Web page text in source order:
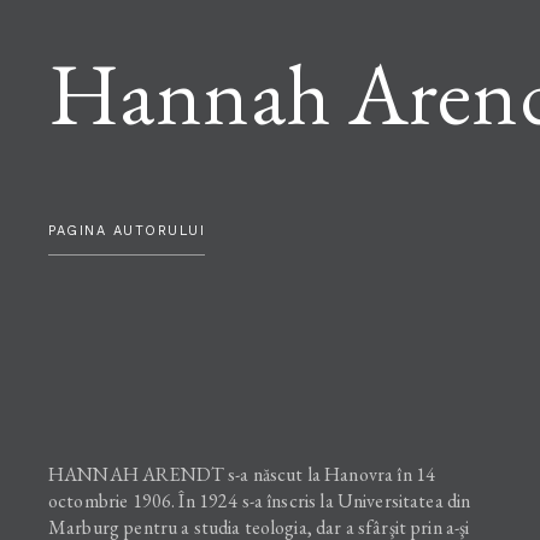
Hannah
PAGINA AUTORULUI
HANNAH ARENDT s-a născut la Hanovra în 14
octombrie 1906. În 1924 s-a înscris la Universitatea din
Marburg pentru a studia teologia, dar a sfârşit prin a-şi